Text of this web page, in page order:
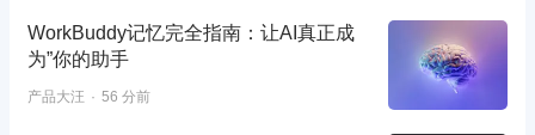
WorkBuddy记忆完全指南：让AI真正成
为”你的助手
产品大汪 56 分前